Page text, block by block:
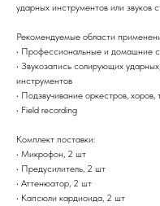
ударных инструментов или звуков
Рекомендуемые области
• Профессиональные и домашние
• Звукозапись солирующих
инструментов
• Подзвучивание оркестров,
• Field recording
Комплект поставки:
• Микрофон, 2 шт
• Предусилитель, 2 шт
• Аттенюатор, 2 шт
• Капсюли кардиоида, 2 шт